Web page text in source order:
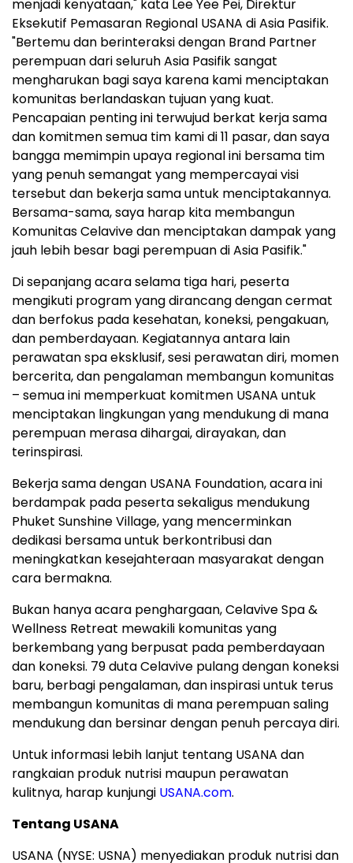
menjadi kenyataan," kata Lee Yee Pei, Direktur
Eksekutif Pemasaran Regional USANA di Asia Pasifik.
"Bertemu dan berinteraksi dengan Brand Partner
perempuan dari seluruh Asia Pasifik sangat
mengharukan bagi saya karena kami menciptakan
komunitas berlandaskan tujuan yang kuat.
Pencapaian penting ini terwujud berkat kerja sama
dan komitmen semua tim kami di 11 pasar, dan saya
bangga memimpin upaya regional ini bersama tim
yang penuh semangat yang mempercayai visi
tersebut dan bekerja sama untuk menciptakannya.
Bersama-sama, saya harap kita membangun
Komunitas Celavive dan menciptakan dampak yang
jauh lebih besar bagi perempuan di Asia Pasifik."
Di sepanjang acara selama tiga hari, peserta
mengikuti program yang dirancang dengan cermat
dan berfokus pada kesehatan, koneksi, pengakuan,
dan pemberdayaan. Kegiatannya antara lain
perawatan spa eksklusif, sesi perawatan diri, momen
bercerita, dan pengalaman membangun komunitas
– semua ini memperkuat komitmen USANA untuk
menciptakan lingkungan yang mendukung di mana
perempuan merasa dihargai, dirayakan, dan
terinspirasi.
Bekerja sama dengan USANA Foundation, acara ini
berdampak pada peserta sekaligus mendukung
Phuket Sunshine Village, yang mencerminkan
dedikasi bersama untuk berkontribusi dan
meningkatkan kesejahteraan masyarakat dengan
cara bermakna.
Bukan hanya acara penghargaan, Celavive Spa &
Wellness Retreat mewakili komunitas yang
berkembang yang berpusat pada pemberdayaan
dan koneksi. 79 duta Celavive pulang dengan koneksi
baru, berbagi pengalaman, dan inspirasi untuk terus
membangun komunitas di mana perempuan saling
mendukung dan bersinar dengan penuh percaya diri.
Untuk informasi lebih lanjut tentang USANA dan
rangkaian produk nutrisi maupun perawatan
kulitnya, harap kunjungi USANA.com.
Tentang USANA
USANA (NYSE: USNA) menyediakan produk nutrisi dan